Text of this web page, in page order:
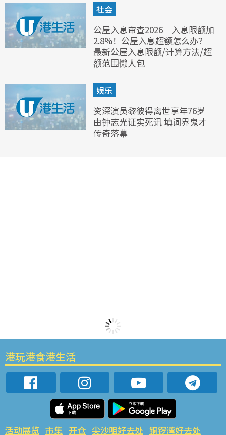
社会
公屋入息审查2026︱入息限额加
2.8%！公屋入息超额怎么办？
最新公屋入息限额/计算方法/超
额范围懒人包
娱乐
资深演员黎彼得离世享年76岁
由钟志光证实死讯 填词界鬼才
传奇落幕
港玩港食港生活
活动展览 市集 开仓 尖沙咀好去处 铜锣湾好去处